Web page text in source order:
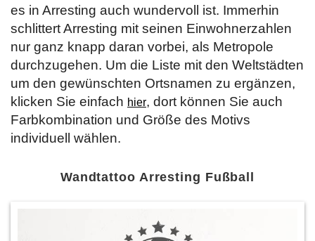
es in Arresting auch wundervoll ist. Immerhin
schlittert Arresting mit seinen Einwohnerzahlen
nur ganz knapp daran vorbei, als Metropole
durchzugehen. Um die Liste mit den Weltstädten
um den gewünschten Ortsnamen zu ergänzen,
klicken Sie einfach hier, dort können Sie auch
Farbkombination und Größe des Motivs
individuell wählen.
Wandtattoo Arresting Fußball